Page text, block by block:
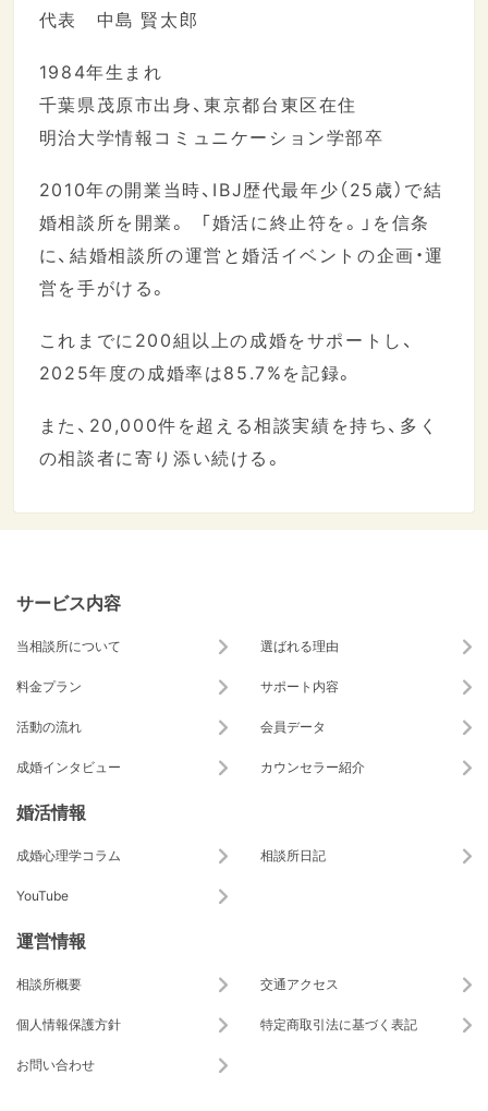
代表 中島 賢太郎
1984年生まれ
千葉県茂原市出身、東京都台東区在住
明治大学情報コミュニケーション学部卒
2010年の開業当時、IBJ歴代最年少（25歳）で結
婚相談所を開業。 「婚活に終止符を。」を信条
に、結婚相談所の運営と婚活イベントの企画・運
営を手がける。
これまでに200組以上の成婚をサポートし、
2025年度の成婚率は85.7%を記録。
また、20,000件を超える相談実績を持ち、多く
の相談者に寄り添い続ける。
サービス内容
当相談所について 選ばれる理由
料金プラン サポート内容
活動の流れ 会員データ
成婚インタビュー カウンセラー紹介
婚活情報
成婚心理学コラム 相談所日記
YouTube
運営情報
相談所概要 交通アクセス
個人情報保護方針 特定商取引法に基づく表記
お問い合わせ